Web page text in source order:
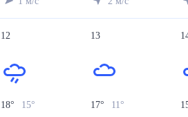
12
18° 15°
13
17° 11°